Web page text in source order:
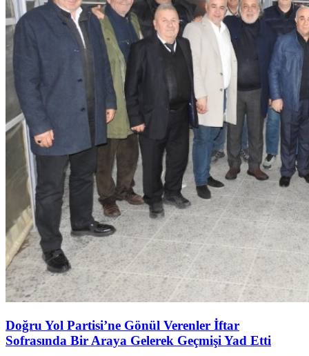
Doğru Yol Partisi’ne Gönül Verenler İftar
Sofrasında Bir Araya Gelerek Geçmişi Yad Etti